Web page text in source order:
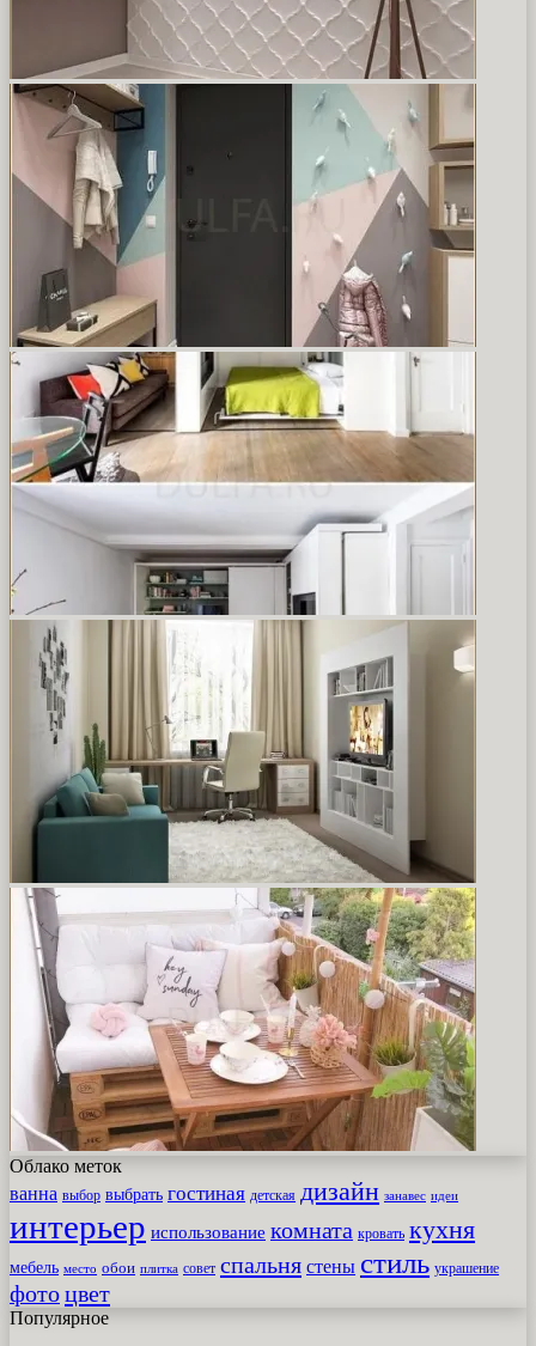
Облако меток
ванна выбор выбрать гостиная детская дизайн занавес идеи
интерьер использование комната кровать кухня
мебель место обои плитка совет спальня стены стиль украшение
фотоцвет
Популярное